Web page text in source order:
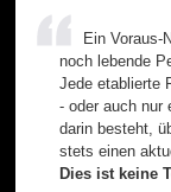
Ein Voraus-
noch lebende
Jede etablierte
- oder auch nur
darin besteht,
stets einen
Dies ist keine